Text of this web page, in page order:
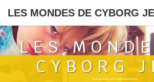
LES MONDES DE CYBORG
LES
CYBORG